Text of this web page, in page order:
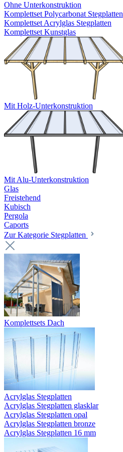
Ohne Unterkonstruktion
Komplettset Polycarbonat Stegplatten
Komplettset Acrylglas Stegplatten
Komplettset Kunstglas
Mit Holz-Unterkonstruktion
Mit Alu-Unterkonstruktion
Glas
Freistehend
Kubisch
Pergola
Caports
Zur Kategorie Stegplatten
Komplettsets Dach
Acrylglas Stegplatten
Acrylglas Stegplatten glasklar
Acrylglas Stegplatten opal
Acrylglas Stegplatten bronze
Acrylglas Stegplatten 16 mm